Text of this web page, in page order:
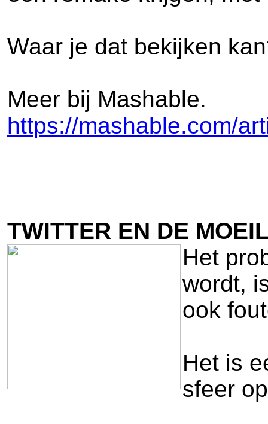
Waar je dat bekijken
Meer bij Mashable.
https://mashable.com/
TWITTER EN DE
Het
wordt,
ook
Het is
sfeer